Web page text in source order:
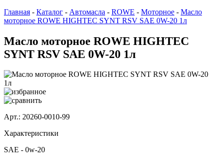
Главная - Каталог - Автомасла - ROWE - Моторное - Масло
моторное ROWE HIGHTEC SYNT RSV SAE 0W-20 1л
Масло моторное ROWE HIGHTEC
SYNT RSV SAE 0W-20 1л
Арт.: 20260-0010-99
Характеристики
SAE - 0w-20